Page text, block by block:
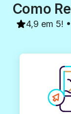
Como
4,9 em 5!